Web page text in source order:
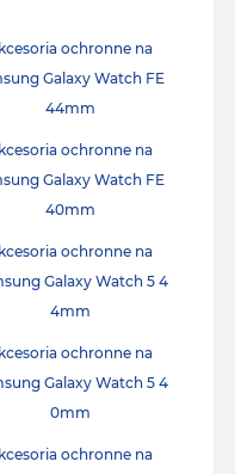
ochronne na
Galaxy Watch FE
44mm
ochronne na
Galaxy Watch FE
40mm
ochronne na
Galaxy Watch 5 4
4mm
ochronne na
Galaxy Watch 5 4
0mm
ochronne na